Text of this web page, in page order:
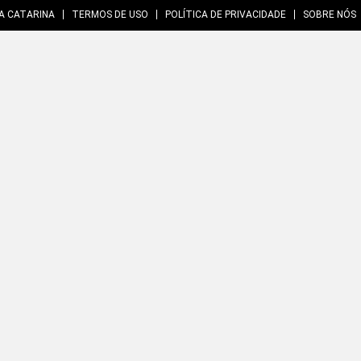
CATARINA TERMOS DE USO POLÍTICA DE PRIVACIDADE SOBRE NÓS